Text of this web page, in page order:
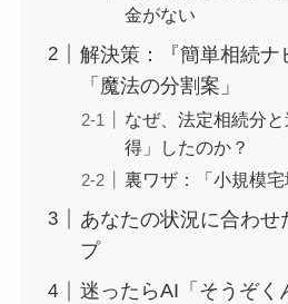
金がない
解決策：『簡単相続ナ
「魔法の分割案」
なぜ、法定相続分
得」したのか？
裏ワザ：「小規模
あなたの状況に合わせ
プ
迷ったらAI「そうぞく